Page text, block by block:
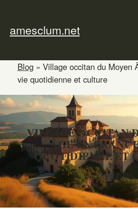
content
amesclum.net
Blog» Village occitan du Moyen
vie quotidienne et culture
VILLAGE OCCITAN
ÂGE EN
QUOTIDIENNE ET
30.06.2026